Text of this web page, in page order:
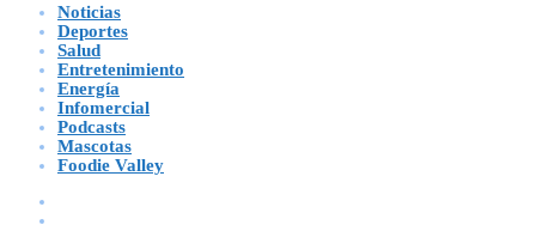
Noticias
Deportes
Salud
Entretenimiento
Energía
Infomercial
Podcasts
Mascotas
Foodie Valley